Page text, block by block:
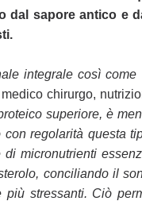
dal sapore antico e
integrale così
chirurgo,
superiore, è
con regolarità questa
di micronutrienti
conciliando il
più stressanti. Ciò